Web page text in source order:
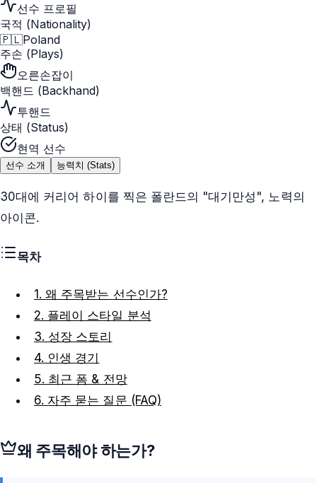
선수 프로필
국적 (Nationality)
🇵🇱Poland
주손 (Plays)
오른손잡이
백핸드 (Backhand)
투핸드
상태 (Status)
현역 선수
선수 소개 능력치 (Stats)
30대에 커리어 하이를 찍은 폴란드의 "대기만성", 노력의
아이콘.
목차
1. 왜 주목받는 선수인가?
2. 플레이 스타일 분석
3. 성장 스토리
4. 인생 경기
5. 최근 폼 & 전망
6. 자주 묻는 질문 (FAQ)
왜 주목해야 하는가?